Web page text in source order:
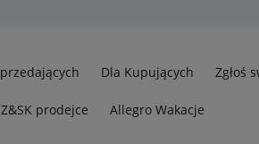
Dla Kupujących Zgłoś
prodejce Allegro Wakacje